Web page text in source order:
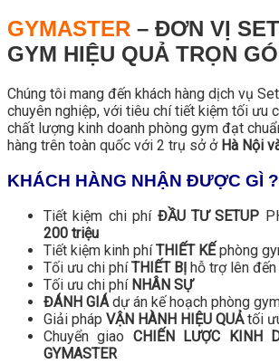
GYMASTER – ĐƠN VỊ
GYM HIỆU QUẢ TRỌN
Chúng tôi mang đến khách hàng dịch vụ
chuyên nghiệp, với tiêu chí tiết kiệm tối ưu
chất lượng kinh doanh phòng gym đạt
hàng trên toàn quốc với 2 trụ sở ở Hà Nội
KHÁCH HÀNG NHẬN ĐƯỢC GÌ ?
Tiết kiệm chi phí ĐẦU TƯ SETUP
200 triệu
Tiết kiệm kinh phíTHIẾT KẾphòng
Tối ưu chi phíTHIẾT BỊ hỗ trợ lên đến
Tối ưu chi phí NHÂN SỰ
ĐÁNH GIÁdự án kế hoạch phòng
Giải pháp VẬN HÀNH HIỆU QUẢtối
Chuyển giao CHIẾN LƯỢC KINH
GYMASTER